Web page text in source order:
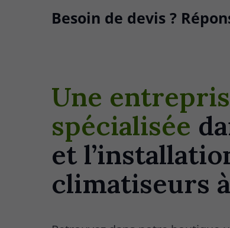
Besoin de devis ?
Une
spécialisée
et
climatiseurs